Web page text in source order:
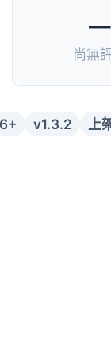
—
尚無
v1.3.2